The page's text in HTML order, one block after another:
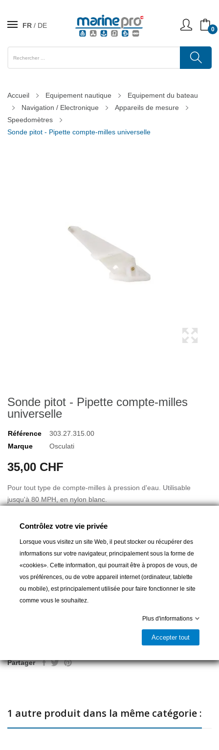
FR DE 0
Accueil Equipement nautique
Equipement du bateau
Navigation / Electronique
Appareils de mesure
Speedomètres
Sonde pitot - Pipette compte-milles universelle
Sonde pitot - Pipette compte-milles
universelle
Référence
303.27.315.00
Marque
Osculati
35,00 CHF
Pour tout type de compte-milles à pression d'eau. Utilisable
jusqu'à 80 MPH, en nylon blanc.
Capteur pitot bateau OSCULATI pour speedomètre nautique et
Equipement nautique pour l'indicateur de vitesse, le capteur pitot
OSCULATI est une pipette à immerger, tube pilot et à connecter
au speedo via un tuyau haute pression en pvc.
Capteur Pitot, indispensable pour le montage d'un speedomètre
bateau à tube pilot.
Lire la suite
Partager
1 autre produit dans la même catégorie :
Contrôlez votre vie privée
Lorsque vous visitez un site Web, il peut stocker ou récupérer des
informations sur votre navigateur, principalement sous la forme de
«cookies». Cette information, qui pourrait être à propos de vous, de
vos préférences, ou de votre appareil internet (ordinateur, tablette
ou mobile), est principalement utilisée pour faire fonctionner le site
comme vous le souhaitez.
Plus d'informations
Accepter tout